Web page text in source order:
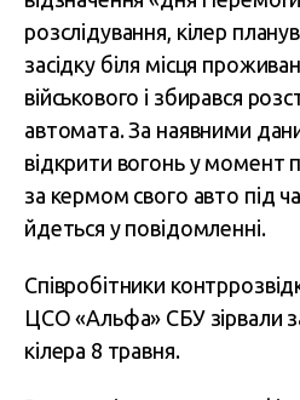
розслідування, кілер
засідку біля місця
військового і збирався
автомата. За наявними
відкрити вогонь у момент
за кермом свого авто під
йдеться у повідомленні.
Співробітники
ЦСО «Альфа» СБУ зірвали
кілера 8 травня.